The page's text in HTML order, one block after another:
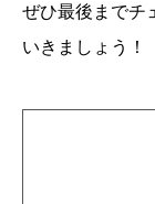
ぜひ最後までチ
いきましょう！